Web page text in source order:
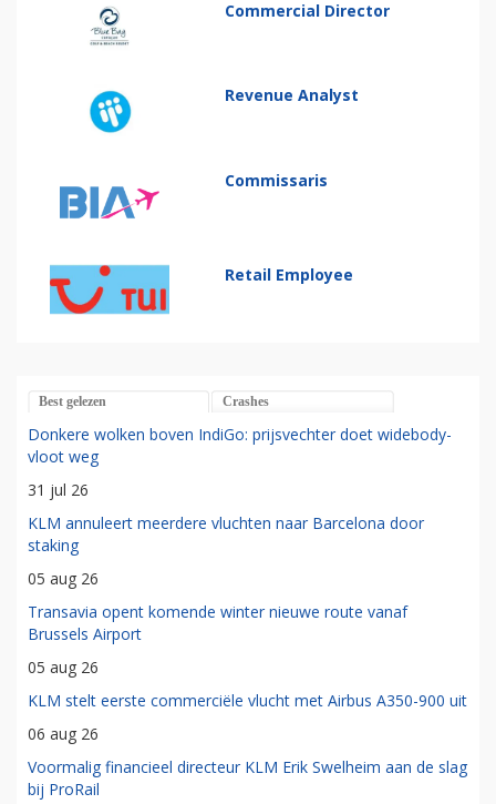
Commercial Director
Revenue Analyst
Commissaris
Retail Employee
Best gelezen Crashes
Donkere wolken boven IndiGo: prijsvechter doet widebody-
vloot weg
31 jul 26
KLM annuleert meerdere vluchten naar Barcelona door
staking
05 aug 26
Transavia opent komende winter nieuwe route vanaf
Brussels Airport
05 aug 26
KLM stelt eerste commerciële vlucht met Airbus A350-900 uit
06 aug 26
Voormalig financieel directeur KLM Erik Swelheim aan de slag
bij ProRail